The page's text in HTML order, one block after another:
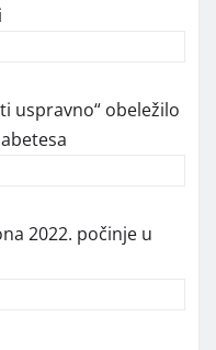
uspravno“ obeležilo
2022. počinje u